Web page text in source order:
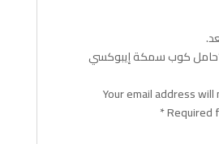
كوب سمكة إيبوكسي
Your email address
Required
*